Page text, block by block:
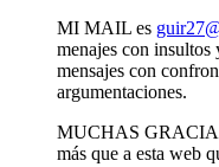
MI MAIL es
menajes con insultos
mensajes con
argumentaciones.
MUCHAS
más que a esta web